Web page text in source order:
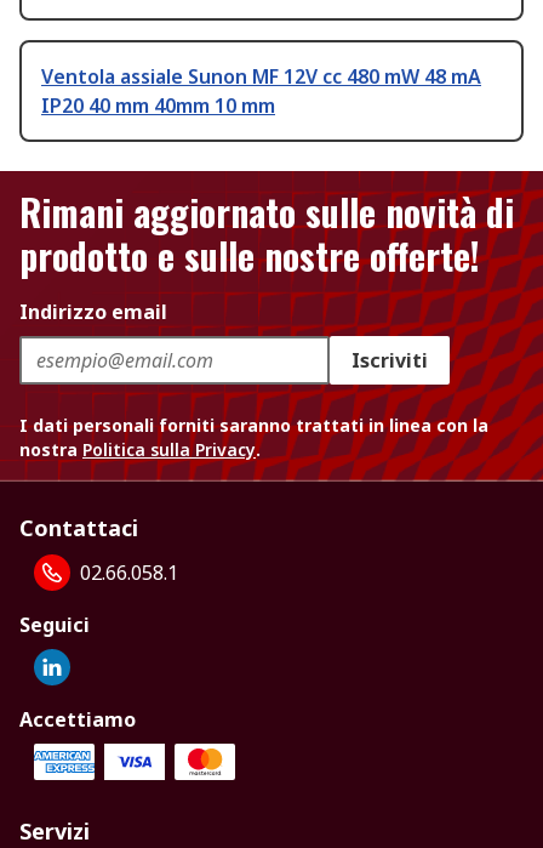
Ventola assiale Sunon MF 12V cc 480 mW 48 mA
IP20 40 mm 40mm 10 mm
Rimani aggiornato sulle novità di
prodotto e sulle nostre offerte!
Indirizzo email
Iscriviti
I dati personali forniti saranno trattati in linea con la
nostra Politica sulla Privacy.
Contattaci
02.66.058.1
Seguici
Accettiamo
Servizi